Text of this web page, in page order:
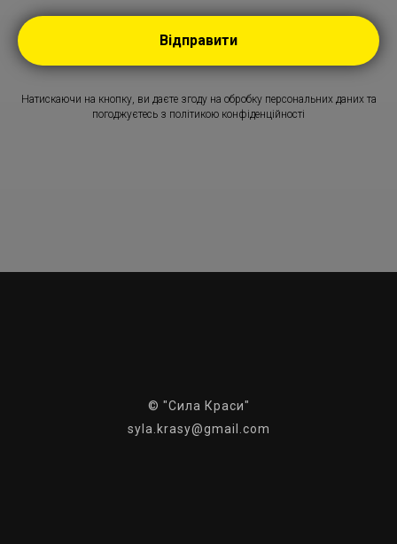
Відправити
Натискаючи на кнопку, ви даєте згоду на обробку персональних даних та
погоджуєтесь з політикою конфіденційності
© "Сила Краси"
syla.krasy@gmail.com